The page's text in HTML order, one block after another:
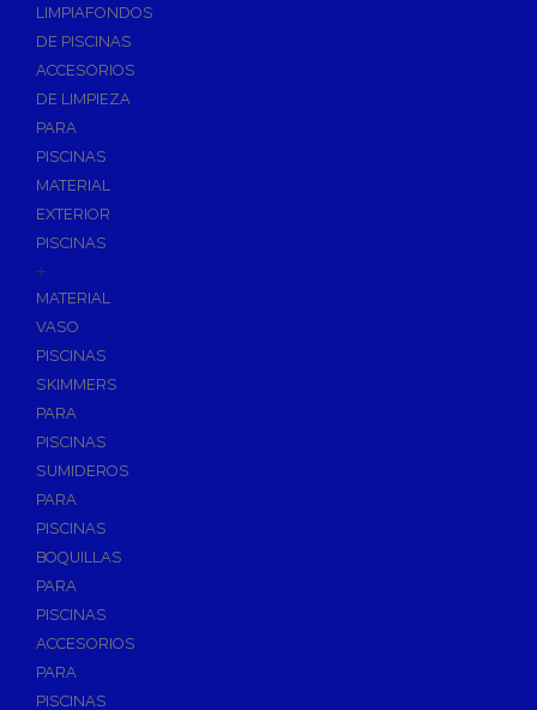
LIMPIAFONDOS
DE PISCINAS
ACCESORIOS
DE LIMPIEZA
PARA
PISCINAS
MATERIAL
EXTERIOR
PISCINAS
+
MATERIAL
VASO
PISCINAS
SKIMMERS
PARA
PISCINAS
SUMIDEROS
PARA
PISCINAS
BOQUILLAS
PARA
PISCINAS
ACCESORIOS
PARA
PISCINAS